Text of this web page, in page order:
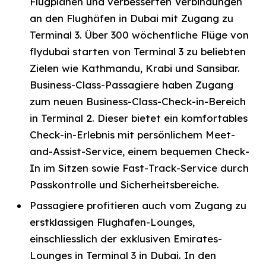
an den Flughäfen in Dubai mit Zugang zu
Terminal 3. Über 300 wöchentliche Flüge von
flydubai starten von Terminal 3 zu beliebten
Zielen wie Kathmandu, Krabi und Sansibar.
Business-Class-Passagiere haben Zugang
zum neuen Business-Class-Check-in-Bereich
in Terminal 2. Dieser bietet ein komfortables
Check-in-Erlebnis mit persönlichem Meet-
and-Assist-Service, einem bequemen Check-
In im Sitzen sowie Fast-Track-Service durch
Passkontrolle und Sicherheitsbereiche.
Passagiere profitieren auch vom Zugang zu
erstklassigen Flughafen-Lounges,
einschliesslich der exklusiven Emirates-
Lounges in Terminal 3 in Dubai. In den